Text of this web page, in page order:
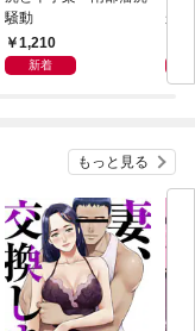
騒動
1,210
新着
か
もっと見る